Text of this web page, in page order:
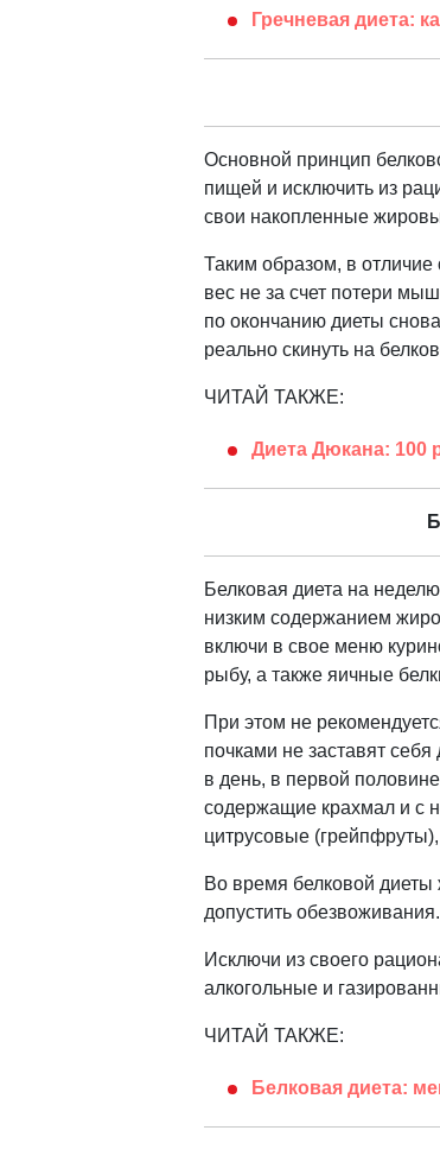
Гречневая диета:
Основной принцип
пищей и исключить из
свои накопленные
Таким образом, в
вес не за счет потери
по окончанию диеты
реально скинуть на
ЧИТАЙ ТАКЖЕ:
Диета Дюкана: 100
Белковая диета на
низким содержанием
включи в свое меню
рыбу, а также яичные
При этом не
почками не заставят
в день, в первой
содержащие крахмал и с
цитрусовые
Во время белковой
допустить обезвоживания.
Исключи из своего
алкогольные и
ЧИТАЙ ТАКЖЕ:
Белковая диета: